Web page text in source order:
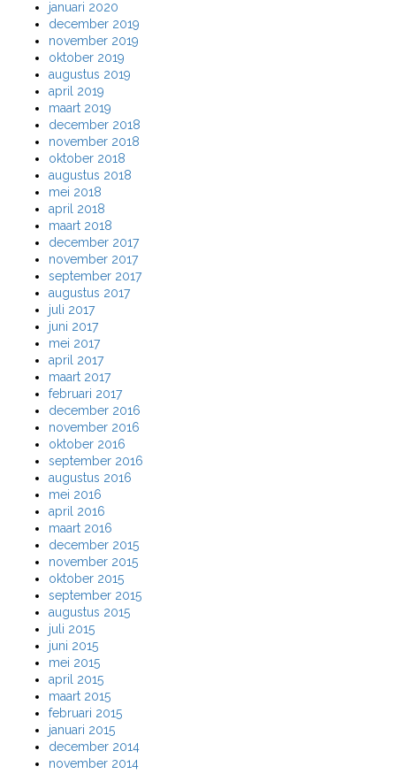
januari 2020
december 2019
november 2019
oktober 2019
augustus 2019
april 2019
maart 2019
december 2018
november 2018
oktober 2018
augustus 2018
mei 2018
april 2018
maart 2018
december 2017
november 2017
september 2017
augustus 2017
juli 2017
juni 2017
mei 2017
april 2017
maart 2017
februari 2017
december 2016
november 2016
oktober 2016
september 2016
augustus 2016
mei 2016
april 2016
maart 2016
december 2015
november 2015
oktober 2015
september 2015
augustus 2015
juli 2015
juni 2015
mei 2015
april 2015
maart 2015
februari 2015
januari 2015
december 2014
november 2014